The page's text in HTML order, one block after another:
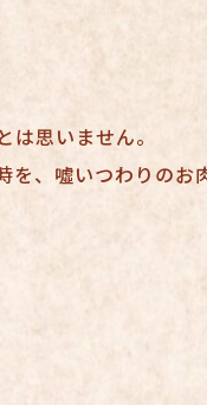
思いません。
、噓いつわりのお